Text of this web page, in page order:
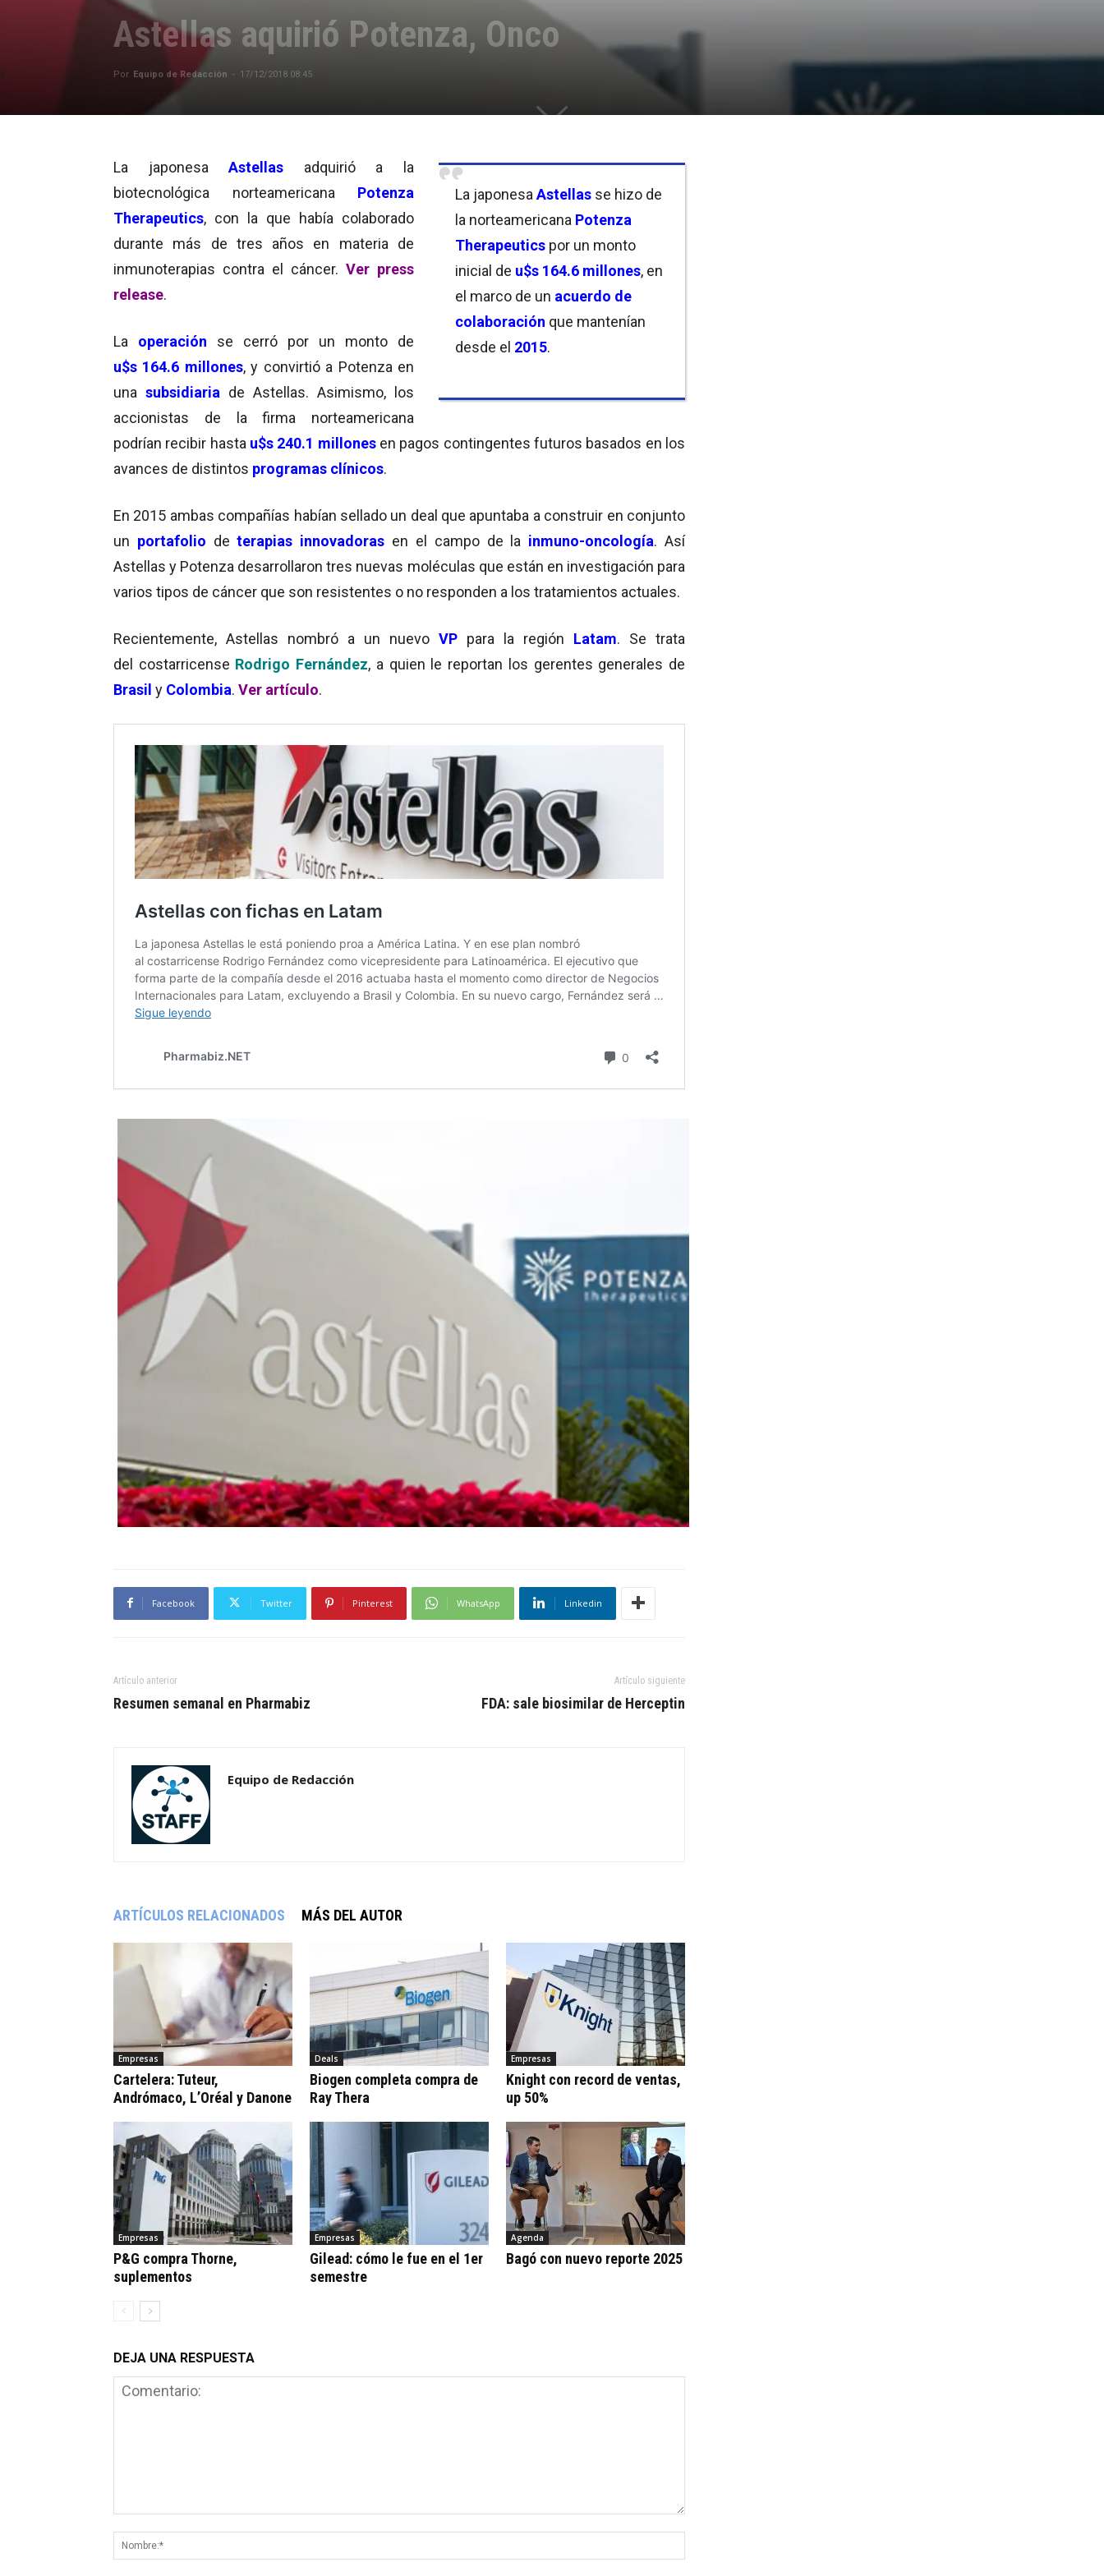
Astellas aquirió Potenza, Onco
Por Equipo de Redacción - 17/12/2018 08:45
La japonesa Astellas se hizo de
la norteamericana Potenza
Therapeutics por un monto
inicial de u$s 164.6 millones, en
el marco de un acuerdo de
colaboración que mantenían
desde el 2015.
La japonesaAstellas adquirió a la
biotecnológica norteamericana Potenza
Therapeutics, con la que había colaborado
durante más de tres años en materia de
inmunoterapias contra el cáncer. Ver press
release.
La operación se cerró por un monto de
u$s 164.6 millones, y convirtió a Potenza en
una subsidiaria de Astellas. Asimismo, los
accionistas de la firma norteamericana
podrían recibir hasta u$s 240.1 millones en pagos contingentes futuros basados ​​en los
avances de distintos programas clínicos.
En 2015 ambas compañías habían sellado un deal que apuntaba a construir en conjunto
un portafolio de terapias innovadoras en el campo de la inmuno-oncología. Así
Astellas y Potenza desarrollaron tres nuevas moléculas que están en investigación para
varios tipos de cáncer que son resistentes o no responden a los tratamientos actuales.
Recientemente, Astellas nombró a un nuevo VP para la región Latam. Se trata
del costarricense Rodrigo Fernández, a quien le reportan los gerentes generales de
Brasil y Colombia. Ver artículo.
Facebook Twitter Pinterest WhatsApp Linkedin
Artículo anterior
Resumen semanal en Pharmabiz
Artículo siguiente
FDA: sale biosimilar de Herceptin
Equipo de Redacción
ARTÍCULOS RELACIONADOS MÁS DEL AUTOR
Empresas
Cartelera: Tuteur,
Andrómaco, L’Oréal y Danone
Deals
Biogen completa compra de
Ray Thera
Empresas
Knight con record de ventas,
up 50%
Empresas
P&G compra Thorne,
suplementos
Empresas
Gilead: cómo le fue en el 1er
semestre
Agenda
Bagó con nuevo reporte 2025
DEJA UNA RESPUESTA